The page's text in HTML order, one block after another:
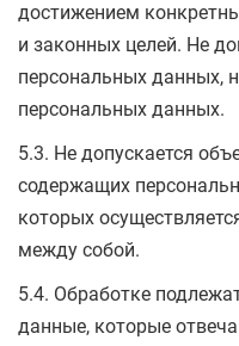
достижением
и законных целей. Не
персональных данных,
персональных данных.
5.3. Не допускается
содержащих
которых
между собой.
5.4. Обработке
данные, которые